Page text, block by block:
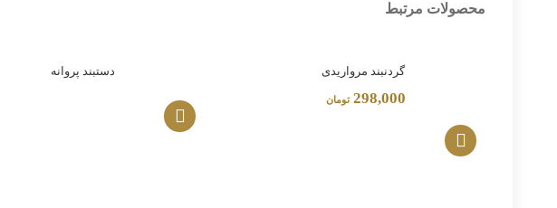
محصولات مرتبط
گردنبند مرواریدی
298,000 تومان
دستبند پروانه